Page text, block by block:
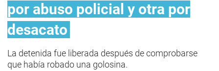
por abuso policial y otra por
desacato
La detenida fue liberada después de comprobarse
que había robado una golosina.